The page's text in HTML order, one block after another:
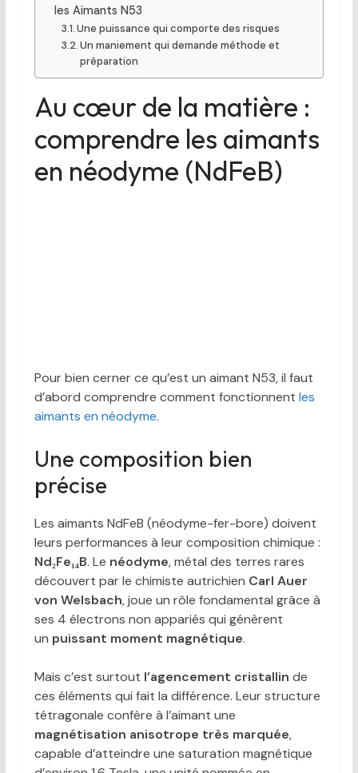
les Aimants N53
Une puissance qui comporte des risques
Un maniement qui demande méthode et
préparation
Au cœur de la matière :
comprendre les aimants
en néodyme (NdFeB)
Pour bien cerner ce qu’est un aimant N53, il faut
d’abord comprendre comment fonctionnent les
aimants en néodyme.
Une composition bien
précise
Les aimants NdFeB (néodyme-fer-bore) doivent
leurs performances à leur composition chimique :
Nd₂Fe₁₄B. Le néodyme, métal des terres rares
découvert par le chimiste autrichien Carl Auer
von Welsbach, joue un rôle fondamental grâce à
ses 4 électrons non appariés qui génèrent
un puissant moment magnétique.
Mais c’est surtout l’agencement cristallin de
ces éléments qui fait la différence. Leur structure
tétragonale confère à l’aimant une
magnétisation anisotrope très marquée,
capable d’atteindre une saturation magnétique